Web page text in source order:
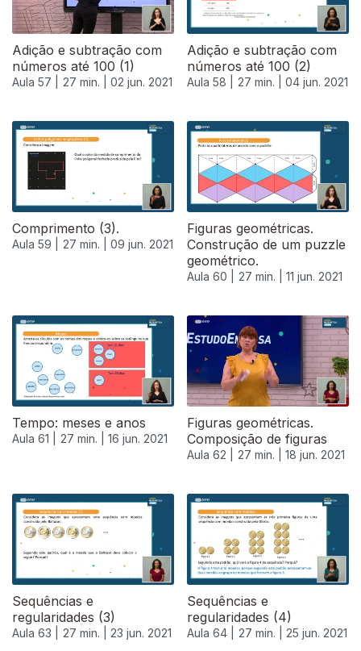
Adição e subtração com
números até 100 (1)
Aula 57 | 27 min. | 02 jun. 2021
Adição e subtração com
números até 100 (2)
Aula 58 | 27 min. | 04 jun. 2021
Comprimento (3).
Aula 59 | 27 min. | 09 jun. 2021
Figuras geométricas.
Construção de um puzzle
geométrico.
Aula 60 | 27 min. | 11 jun. 2021
550505
Tempo: meses e anos
Aula 61 | 27 min. | 16 jun. 2021
Figuras geométricas.
Composição de figuras
Aula 62 | 27 min. | 18 jun. 2021
Sequências e
regularidades (3)
Aula 63 | 27 min. | 23 jun. 2021
Sequências e
regularidades (4)
Aula 64 | 27 min. | 25 jun. 2021